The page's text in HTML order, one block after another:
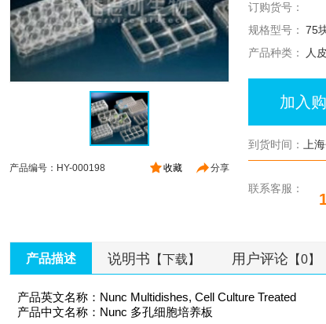
分享
收藏
产品编号：HY-000198
订购货号：
规格型号： 75
产品种类：
人
加入
到货时间： 上
联系客服：
产品描述 说明书 【下载】 用户评论 【0】
产品英文名称：Nunc Multidishes, Cell Culture Treated
产品中文名称：Nunc 多孔细胞培养板